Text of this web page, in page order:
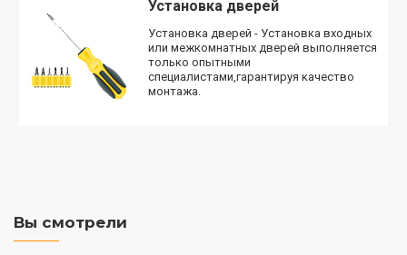
Установка дверей
Установка дверей - Установка входных
или межкомнатных дверей выполняется
только опытными
специалистами,гарантируя качество
монтажа.
Вы смотрели